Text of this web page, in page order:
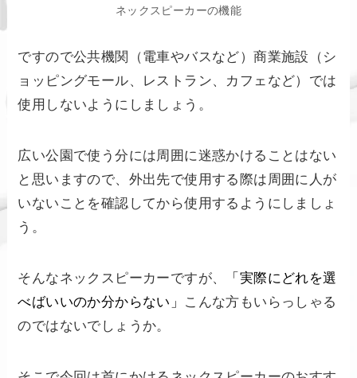
ネックスピーカーの機能
ですので公共機関（電車やバスなど）商業施設（シ
ョッピングモール、レストラン、カフェなど）では
使用しないようにしましょう。
広い公園で使う分には周囲に迷惑かけることはない
と思いますので、外出先で使用する際は周囲に人が
いないことを確認してから使用するようにしましょ
う。
そんなネックスピーカーですが、
「実際にどれを選
べばいいのか分からない」 こんな方もいらっしゃる
のではないでしょうか。